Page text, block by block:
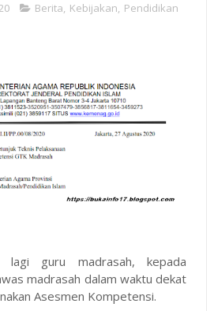
Berita, Kebijakan, Pendidikan
lagi guru madrasah, kepada
madrasah dalam waktu dekat
Asesmen Kompetensi.